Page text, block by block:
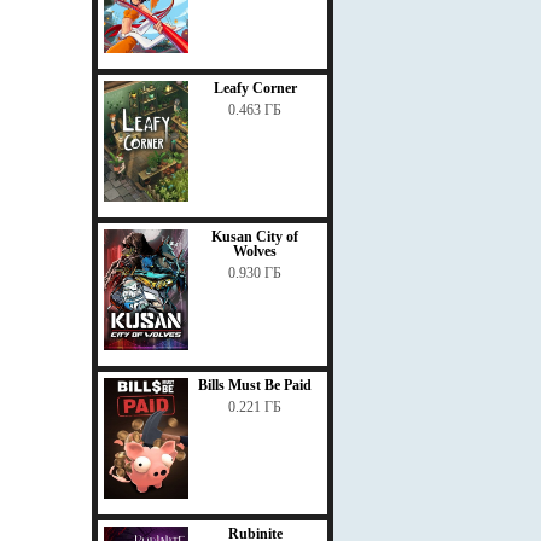
Leafy Corner
0.463 ГБ
Kusan City of
Wolves
0.930 ГБ
Bills Must Be Paid
0.221 ГБ
Rubinite